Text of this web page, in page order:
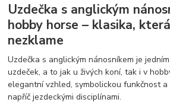
Uzdečka s anglickým
hobby horse – klasika,
nezklame
Uzdečka s anglickým nánosníkem je
uzdeček, a to jak u živých koní, tak i v
elegantní vzhled, symbolickou funkčnost
napříč jezdeckými disciplínami.